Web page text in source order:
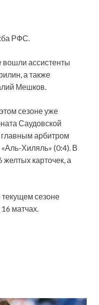
РФС.
вошли ассистенты
а также
Мешков.
сезоне уже
Саудовской
арбитром
Хиляль» (0:4). В
желтых карточек, а
сезоне
матчах.